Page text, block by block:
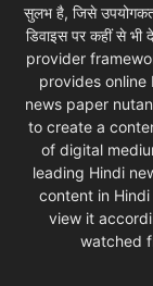
सुलभ है, जिसे
डिवाइस पर कहीं से
provider
provides online
news paper
to create a
of digital
leading Hindi
content in
view it
watched